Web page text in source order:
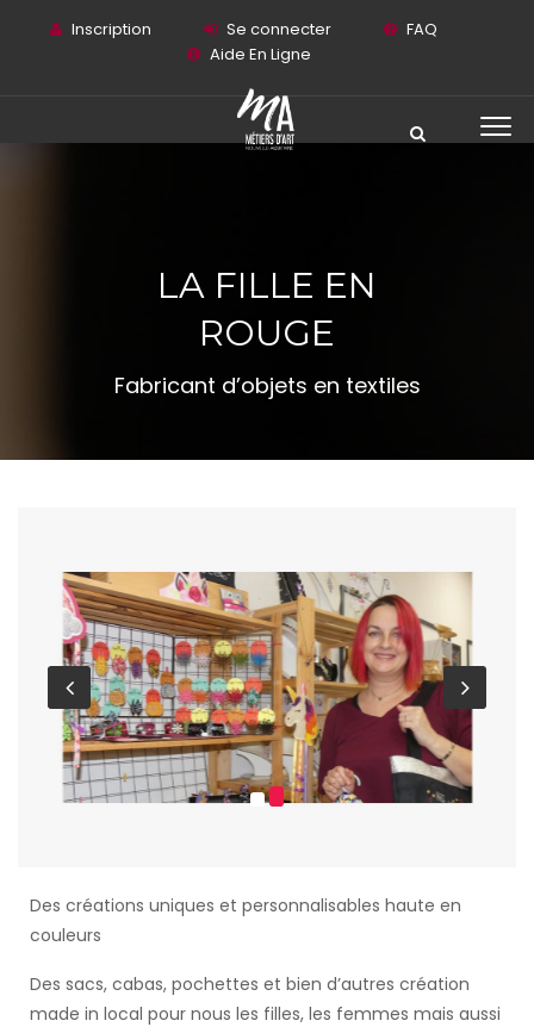
Inscription Se connecter
FAQ
Aide En Ligne
LA FILLE EN
ROUGE
Fabricant d’objets en textiles
Des créations uniques et personnalisables haute en
couleurs
Des sacs, cabas, pochettes et bien d’autres création
made in local pour nous les filles, les femmes mais aussi